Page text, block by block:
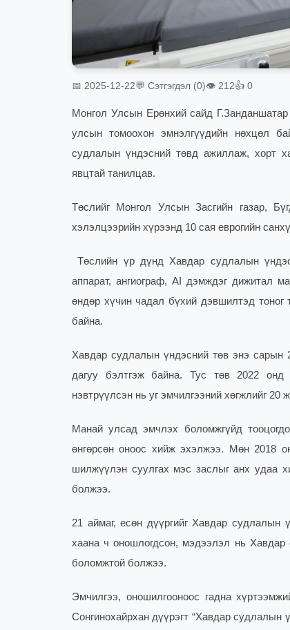
📅 2025-12-22💬 Сэтгэгдэл (0)👁 212👍 0
Монгол Улсын Ерөнхий сайд
улсын томоохон эмнэлгүүдийн нөхцөл
судлалын үндэсний төвд ажиллаж, хорт
явцтай танилцав.
Төслийг Монгол Улсын Засгийн газар,
хэлэлцээрийн хүрээнд 10 сая еврогийн
Төслийн үр дүнд Хавдар судлалын
аппарат, ангиограф, AI дэмждэг дижитал
өндөр хүчин чадал бүхий дэвшилтэд
байна.
Хавдар судлалын үндэсний төв энэ сарын
дагуу бэлтгэж байна. Тус төв 2022 онд
нэвтрүүлсэн нь уг эмчилгээний хөгжлийг
Манай улсад эмчлэх боломжгүйд
өнгөрсөн оноос хийж эхэлжээ. Мөн 2018
шилжүүлэн суулгах мэс заслыг анх удаа
болжээ.
21 аймаг, есөн дүүргийг Хавдар судлалын
хаана ч оношлогдсон, мэдээлэл нь Хавдар
боломжтой болжээ.
Эмчилгээ, оношилгооноос гадна
Сонгинохайрхан дүүрэгт “Хавдар